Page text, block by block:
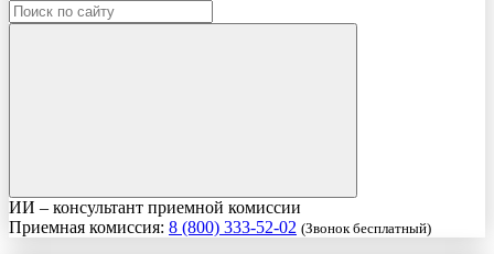
ИИ – консультант приемной комиссии
Приемная комиссия: 8 (800) 333-52-02 (Звонок бесплатный)